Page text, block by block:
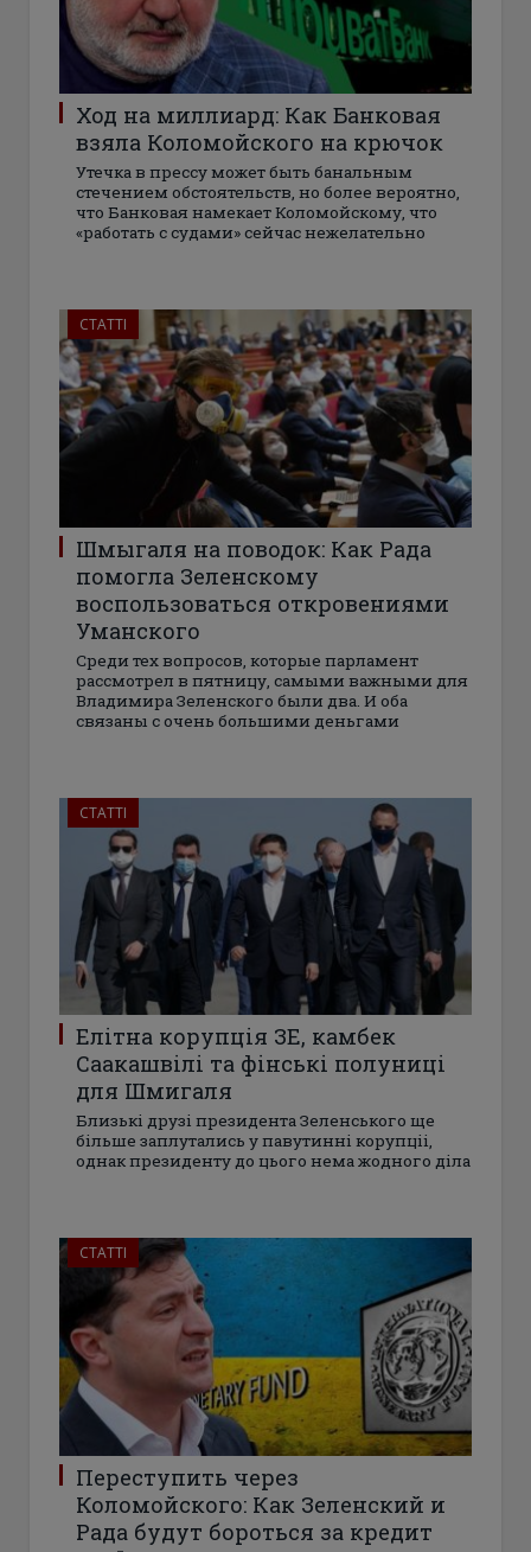
Ход на миллиард: Как Банковая
взяла Коломойского на крючок
Утечка в прессу может быть банальным
стечением обстоятельств, но более вероятно,
что Банковая намекает Коломойскому, что
«работать с судами» сейчас нежелательно
СТАТТІ
Шмыгаля на поводок: Как Рада
помогла Зеленскому
воспользоваться откровениями
Уманского
Среди тех вопросов, которые парламент
рассмотрел в пятницу, самыми важными для
Владимира Зеленского были два. И оба
связаны с очень большими деньгами
СТАТТІ
Елітна корупція ЗЕ, камбек
Саакашвілі та фінські полуниці
для Шмигаля
Близькі друзі президента Зеленського ще
більше заплутались у павутинні корупціі,
однак президенту до цього нема жодного діла
СТАТТІ
Переступить через
Коломойского: Как Зеленский и
Рада будут бороться за кредит